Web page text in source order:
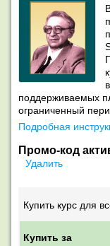
поддерживаемых
ограниченный
Подробная
Промо-код
Удалить
Купить курс для
Купить за